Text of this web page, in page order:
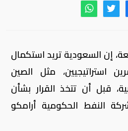
إن السعودية تريد استكمال
استراتيجيين، مثل الصين
قبل أن تتخذ القرار بشأن
النفط الحكومية أرامكو